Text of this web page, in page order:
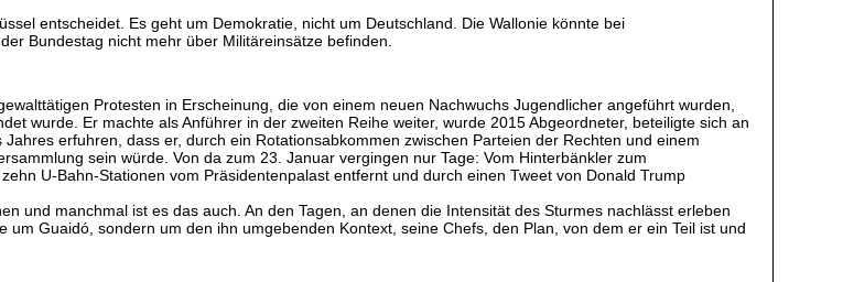
entscheidet. Es geht um Demokratie, nicht um Deutschland. Die Wallonie könnte bei
Bundestag nicht mehr über Militär­einsätze befinden.
Protesten in Erscheinung, die von einem neuen Nachwuchs Jugendlicher angeführt wurden,
wurde. Er machte als Anführer in der zweiten Reihe weiter, wurde 2015 Abgeordneter, beteiligte sich an
erfuhren, dass er, durch ein Rotationsabkommen zwischen Parteien der Rechten und einem
sein würde. Von da zum 23. Januar vergingen nur Tage: Vom Hinterbänkler zum
U-Bahn-Stationen vom Präsidentenpalast entfernt und durch einen Tweet von Donald Trump
und manchmal ist es das auch. An den Tagen, an denen die Intensität des Sturmes nachlässt erleben
Guaidó, sondern um den ihn umgebenden Kontext, seine Chefs, den Plan, von dem er ein Teil ist und